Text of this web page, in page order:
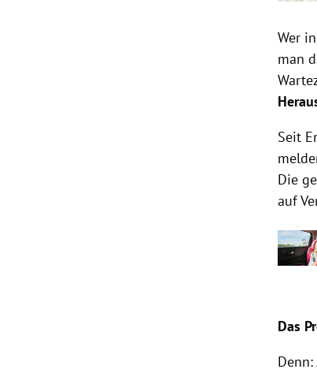
Wer
man
Seit
Die
auf
Das
Denn: